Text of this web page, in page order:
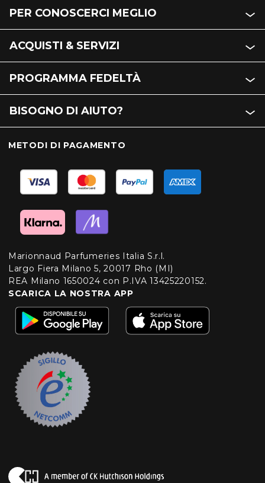
PER CONOSCERCI MEGLIO
ACQUISTI & SERVIZI
PROGRAMMA FEDELTÀ
BISOGNO DI AIUTO?
METODI DI PAGAMENTO
Marionnaud Parfumeries Italia S.r.l.
Largo Fiera Milano 5, 20017 Rho (MI)
REA Milano 1650024 con P.IVA 13425220152.
SCARICA LA NOSTRA APP